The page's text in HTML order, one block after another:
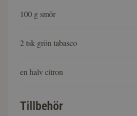
100 g smör
2 tsk grön tabasco
en halv citron
Tillbehör